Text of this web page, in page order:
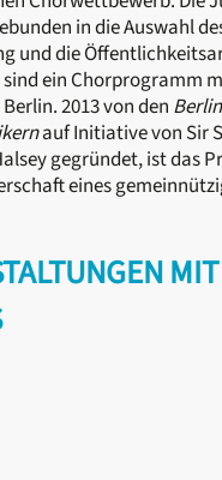
in die Auswahl
und die
ein Chorprogramm
2013 von den
auf Initiative von Sir
gegründet, ist das
eines